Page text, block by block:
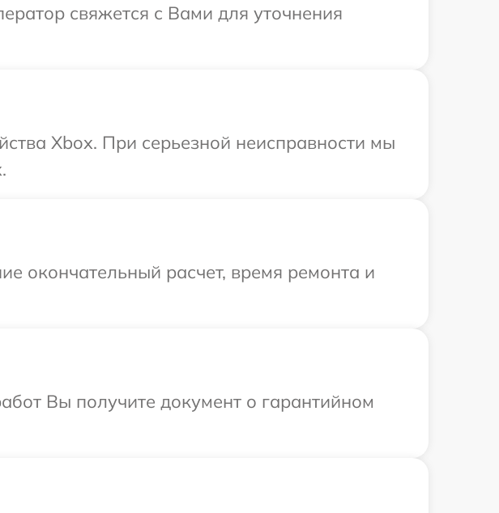
свяжется с Вами для уточнения
Xbox. При серьезной неисправности мы
окончательный расчет, время ремонта и
Вы получите документ о гарантийном